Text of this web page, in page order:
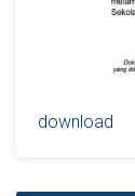
download